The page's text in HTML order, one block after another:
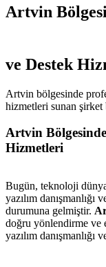
Artvin
ve Destek
Artvin bölgesinde
hizmetleri sunan
Artvin Bölgesinde
Hizmetleri
Bugün, teknoloji
yazılım
durumuna gelmiştir.
doğru yönlendirme ve
yazılım